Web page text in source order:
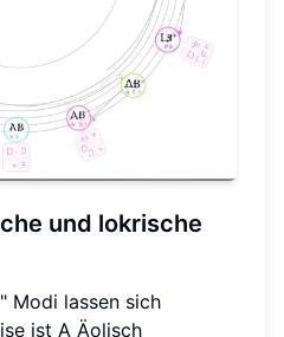
und lokrische
Modi lassen sich
ist A Äolisch